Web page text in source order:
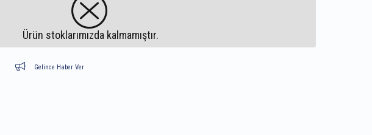
Ürün stoklarımızda kalmamıştır.
Gelince Haber Ver